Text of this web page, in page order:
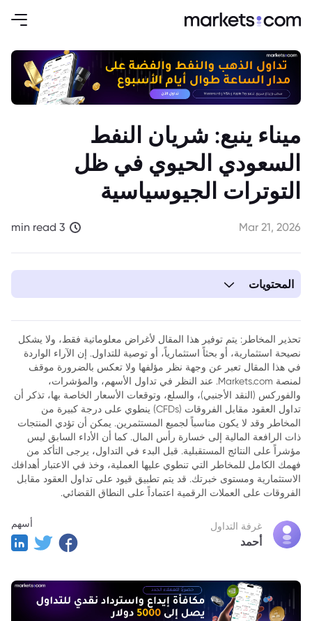
ميناء ينبع: شريان النفط
السعودي الحيوي في ظل
التوترات الجيوسياسية
Mar 21, 2026
3 min read
المحتويات
تحذير المخاطر: يتم توفير هذا المقال لأغراض معلوماتية فقط، ولا يشكل
نصيحة استثمارية، أو بحثاً استثمارياً، أو توصية للتداول. إن الآراء الواردة
في هذا المقال تعبر عن وجهة نظر مؤلفها ولا تعكس بالضرورة موقف
لمنصة Markets.com. عند النظر في تداول الأسهم، والمؤشرات،
والفوركس (النقد الأجنبي)، والسلع، وتوقعات الأسعار الخاصة بها، تذكر أن
تداول العقود مقابل الفروقات (CFDs) ينطوي على درجة كبيرة من
المخاطر وقد لا يكون مناسباً لجميع المستثمرين. يمكن أن تؤدي المنتجات
ذات الرافعة المالية إلى خسارة رأس المال. كما أن الأداء السابق ليس
مؤشراً على النتائج المستقبلية. قبل البدء في التداول، يرجى التأكد من
فهمك الكامل للمخاطر التي تنطوي عليها العملية، وخذ في الاعتبار أهدافك
الاستثمارية ومستوى خبرتك. قد يتم تطبيق قيود على تداول العقود مقابل
الفروقات على العملات الرقمية اعتماداً على النطاق القضائي.
غرفة التداول
أحمد
أسهم